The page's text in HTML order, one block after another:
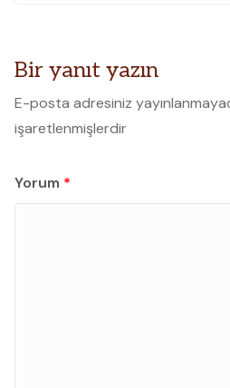
Bir yanıt yazın
E-posta adresiniz
işaretlenmişlerdir
Yorum *